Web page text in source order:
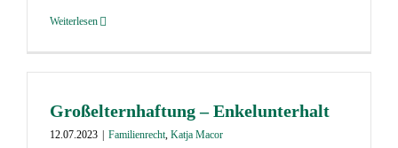
Weiterlesen
Großelternhaftung – Enkelunterhalt
12.07.2023 Familienrecht, Katja Macor